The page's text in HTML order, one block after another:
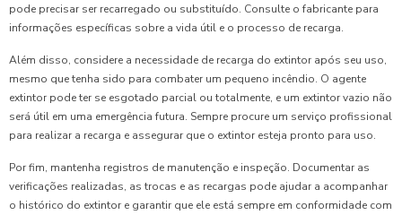
pode precisar ser recarregado ou substituído. Consulte o fabricante para
informações específicas sobre a vida útil e o processo de recarga.
Além disso, considere a necessidade de recarga do extintor após seu uso,
mesmo que tenha sido para combater um pequeno incêndio. O agente
extintor pode ter se esgotado parcial ou totalmente, e um extintor vazio não
será útil em uma emergência futura. Sempre procure um serviço profissional
para realizar a recarga e assegurar que o extintor esteja pronto para uso.
Por fim, mantenha registros de manutenção e inspeção. Documentar as
verificações realizadas, as trocas e as recargas pode ajudar a acompanhar
o histórico do extintor e garantir que ele está sempre em conformidade com